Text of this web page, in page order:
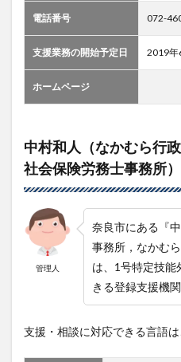
電話番号 072-
支援業務の開始予定日 2019年
ホームページ
中村和人（なかむら行
社会保険労務士事務所）
管理人
奈良市にある『
事務所，なかむ
は、1号特定技能
きる登録支援機関
支援・相談に対応できる言語は